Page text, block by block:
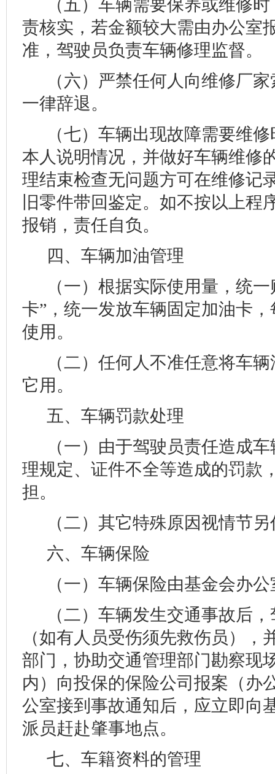
（五）车辆需要保养或维修
责核实，若金额较大需由办公室
准，驾驶员负责车辆修理监督。
（六）严禁任何人向维修厂
一律辞退。
（七）车辆出现故障需要维
本人说明情况，并做好车辆维修
理结束检查无问题方可在维修记
旧零件带回鉴定。如不按以上程
报销，责任自负。
四、车辆加油管理
（一）根据实际使用量，统
卡”，统一发放车辆固定加油卡
使用。
（二）任何人不准任意将车
它用。
五、车辆罚款处理
（一）由于驾驶员责任造成
理规定、证件不全等造成的罚款
担。
（二）其它特殊原因视情节
六、车辆保险
（一）车辆保险由基金会办
（二）车辆发生交通事故后
（如有人员受伤须先救伤员），
部门，协助交通管理部门勘察现
内）向投保的保险公司报案（办
公室接到事故通知后，应立即向
派员赶赴肇事地点。
七、车籍资料的管理